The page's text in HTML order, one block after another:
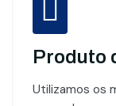
Produto
Utilizamos os